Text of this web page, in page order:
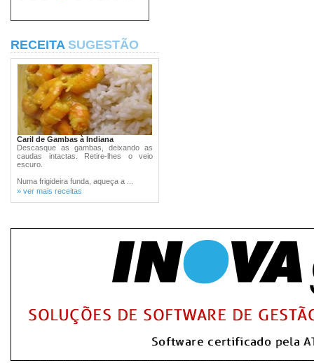
RECEITA SUGESTÃO
Caril de Gambas à Indiana
Descasque as gambas, deixando as
caudas intactas. Retire-lhes o veio
escuro.
Numa frigideira funda, aqueça a ...
» ver mais receitas